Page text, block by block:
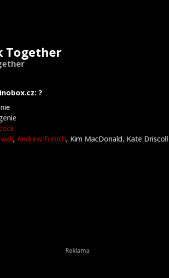
Together
?
, Andrew French, Kim MacDonald, Kate Driscoll